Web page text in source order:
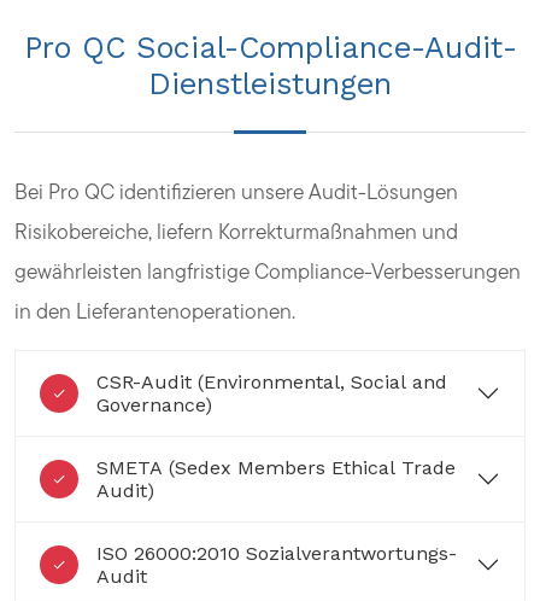
Pro QC Social-Compliance-Audit-
Dienstleistungen
Bei Pro QC identifizieren unsere Audit-Lösungen
Risikobereiche, liefern Korrekturmaßnahmen und
gewährleisten langfristige Compliance-Verbesserungen
in den Lieferantenoperationen.
CSR-Audit (Environmental, Social and
Governance)
SMETA (Sedex Members Ethical Trade
Audit)
ISO 26000:2010 Sozialverantwortungs-
Audit